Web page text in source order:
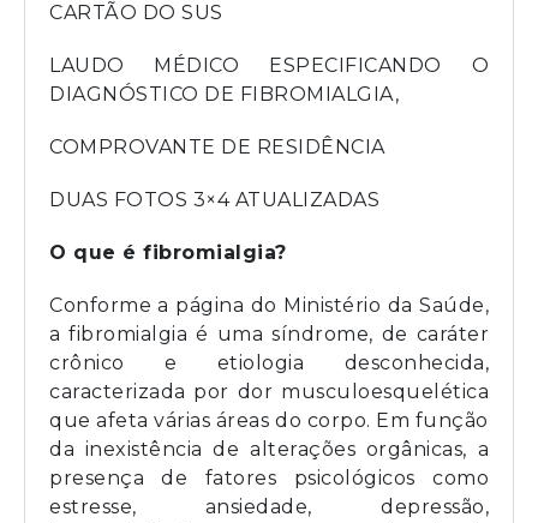
CARTÃO DO SUS
LAUDO MÉDICO ESPECIFICANDO O
DIAGNÓSTICO DE FIBROMIALGIA,
COMPROVANTE DE RESIDÊNCIA
DUAS FOTOS 3×4 ATUALIZADAS
O que é fibromialgia?
Conforme a página do Ministério da Saúde,
a fibromialgia é uma síndrome, de caráter
crônico e etiologia desconhecida,
caracterizada por dor musculoesquelética
que afeta várias áreas do corpo. Em função
da inexistência de alterações orgânicas, a
presença de fatores psicológicos como
estresse, ansiedade, depressão,